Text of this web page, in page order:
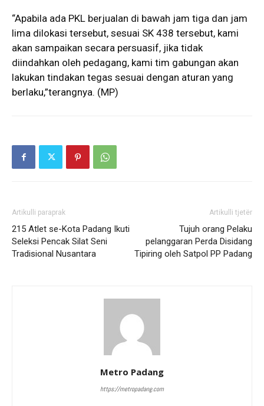
“Apabila ada PKL berjualan di bawah jam tiga dan jam
lima dilokasi tersebut, sesuai SK 438 tersebut, kami
akan sampaikan secara persuasif, jika tidak
diindahkan oleh pedagang, kami tim gabungan akan
lakukan tindakan tegas sesuai dengan aturan yang
berlaku,”terangnya. (MP)
Artikulli paraprak
215 Atlet se-Kota Padang Ikuti
Seleksi Pencak Silat Seni
Tradisional Nusantara
Artikulli tjetër
Tujuh orang Pelaku
pelanggaran Perda Disidang
Tipiring oleh Satpol PP Padang
Metro Padang
https://metropadang.com